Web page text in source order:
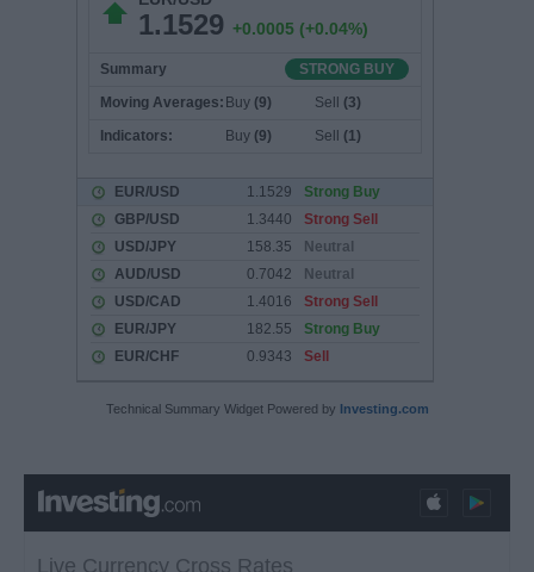
Technical Summary Widget Powered by Investing.com